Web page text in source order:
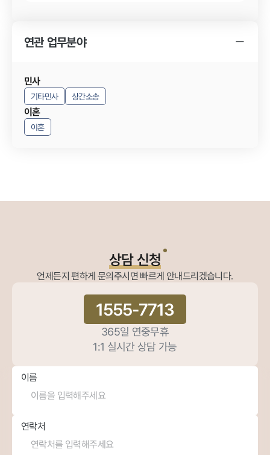
연관 업무분야
민사
기타민사 상간소송
이혼
이혼
상담 신청
언제든지 편하게 문의주시면 빠르게 안내드리겠습니다.
1555-7713
365일 연중무휴
1:1 실시간 상담 가능
이름
연락처